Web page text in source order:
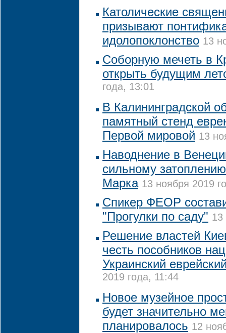
Католические
призывают
идолопоклонство 13
Соборную мечеть в
открыть будущим
года, 13:01
В Калининградской
памятный стенд
Первой мировой 13
Наводнение в
сильному
Марка 13 ноября 2019
Спикер ФЕОР
"Прогулки по саду" 13
Решение властей
честь пособников
Украинский
2019 года, 11:44
Новое музейное
будет значительно
планировалось 12